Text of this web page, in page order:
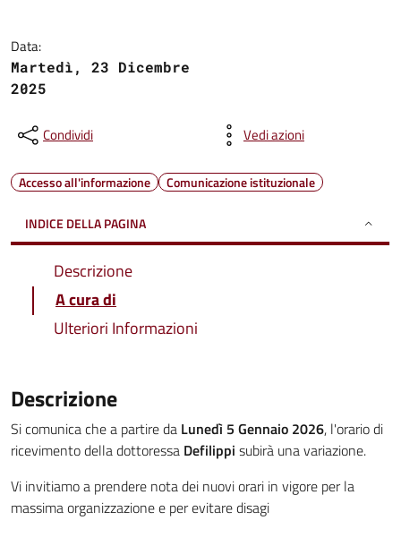
Data:
Martedì, 23 Dicembre
2025
Condividi Vedi azioni
Accesso all'informazione Comunicazione istituzionale
INDICE DELLA PAGINA
Descrizione
A cura di
Ulteriori Informazioni
Descrizione
Si comunica che a partire da Lunedì 5 Gennaio 2026, l'orario di
ricevimento della dottoressa Defilippi subirà una variazione.
Vi invitiamo a prendere nota dei nuovi orari in vigore per la
massima organizzazione e per evitare disagi